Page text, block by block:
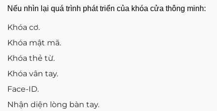
Nếu nhìn lại quá trình phát triển của khóa cửa thông minh:
Khóa cơ.
Khóa mật mã.
Khóa thẻ từ.
Khóa vân tay.
Face-ID.
Nhận diện lòng bàn tay.